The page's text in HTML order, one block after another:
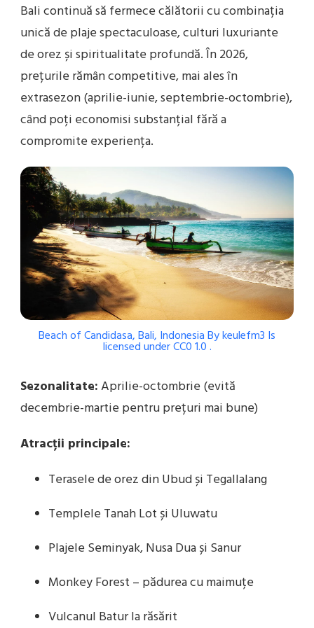
Bali continuă să fermece călătorii cu combinația
unică de plaje spectaculoase, culturi luxuriante
de orez și spiritualitate profundă. În 2026,
prețurile rămân competitive, mai ales în
extrasezon (aprilie-iunie, septembrie-octombrie),
când poți economisi substanțial fără a
compromite experiența.
Beach of Candidasa, Bali, IndonesiaBykeulefm3 Is
licensed underCC0 1.0.
Sezonalitate:Aprilie-octombrie (evită
decembrie-martie pentru prețuri mai bune)
Atracții principale:
Terasele de orez din Ubud și Tegallalang
Templele Tanah Lot și Uluwatu
Plajele Seminyak, Nusa Dua și Sanur
Monkey Forest – pădurea cu maimuțe
Vulcanul Batur la răsărit